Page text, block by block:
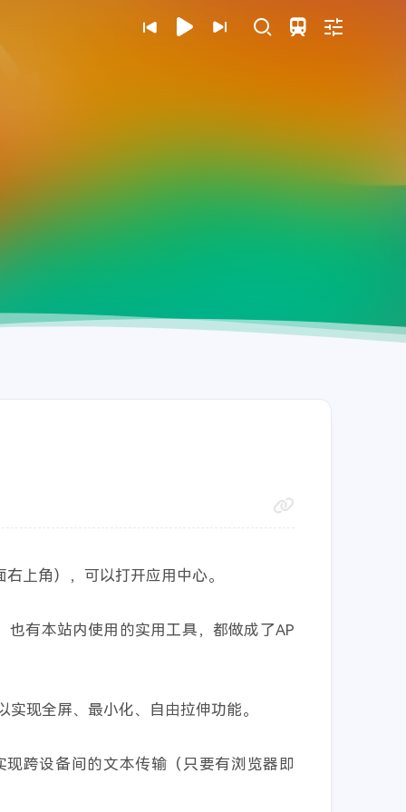
上角），可以打开应用中心。
有本站内使用的实用工具，都做成了AP
现全屏、最小化、自由拉伸功能。
跨设备间的文本传输（只要有浏览器即